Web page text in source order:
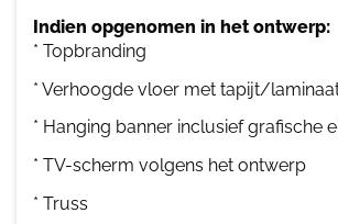
Indien opgenomen in het ontwerp:
* Topbranding
* Verhoogde vloer met tapijt/
* Hanging banner inclusief grafische
* TV-scherm volgens het ontwerp
* Truss